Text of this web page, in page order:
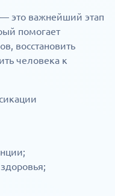
это важнейший этап
помогает
восстановить
человека к